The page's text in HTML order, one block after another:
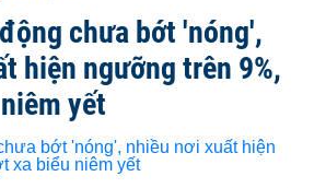
chưa bớt 'nóng',
hiện ngưỡng trên 9%,
yết